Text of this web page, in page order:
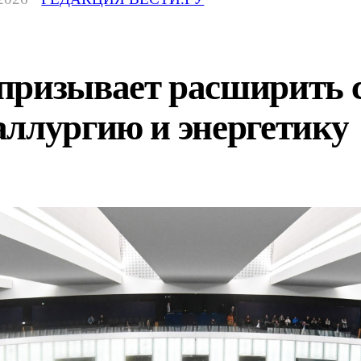
расширить
и энергетику